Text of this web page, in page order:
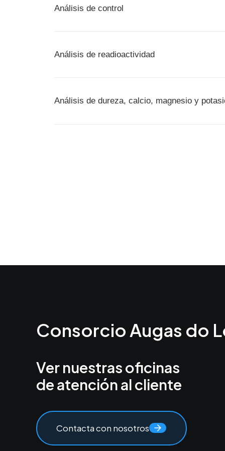
Análisis de control
Análisis de readioactividad
Análisis de dureza, calcio, magnesio y
Consorcio Augas do
Ver nuestras oficinas
de atención al cliente
Contacta con nosotros